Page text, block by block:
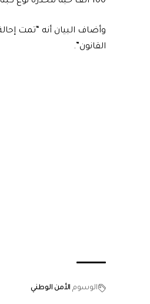
وأضاف البيان أنه “تمت
القانون”.
الوسوم الأمن الوطني